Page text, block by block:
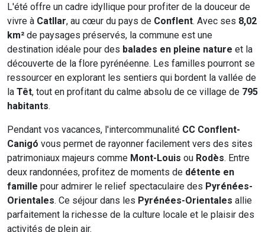
L'été offre un cadre idyllique pour profiter de la douceur de
vivre à Catllar, au cœur du pays de Conflent. Avec ses 8,02
km² de paysages préservés, la commune est une
destination idéale pour des balades en pleine nature et la
découverte de la flore pyrénéenne. Les familles pourront se
ressourcer en explorant les sentiers qui bordent la vallée de
la Têt, tout en profitant du calme absolu de ce village de 795
habitants.
Pendant vos vacances, l'intercommunalité CC Conflent-
Canigó vous permet de rayonner facilement vers des sites
patrimoniaux majeurs comme Mont-Louis ou Rodès. Entre
deux randonnées, profitez de moments de détente en
famille pour admirer le relief spectaculaire des Pyrénées-
Orientales. Ce séjour dans les Pyrénées-Orientales allie
parfaitement la richesse de la culture locale et le plaisir des
activités de plein air.